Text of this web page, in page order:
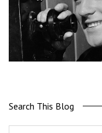
Search This Blog